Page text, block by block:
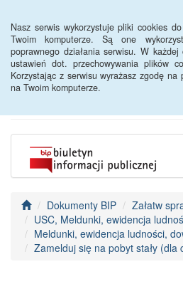
Nasz serwis wykorzystuje pliki cookies
Twoim komputerze. Są one
poprawnego działania serwisu. W
ustawień dot. przechowywania plików
Korzystając z serwisu wyrażasz zgodę na
na Twoim komputerze.
BIP - Urząd
Wyśmierzyce
Dokumenty BIP
Załatw
USC, Meldunki, ewidencja
Meldunki, ewidencja ludności,
Zamelduj się na pobyt stały (dla